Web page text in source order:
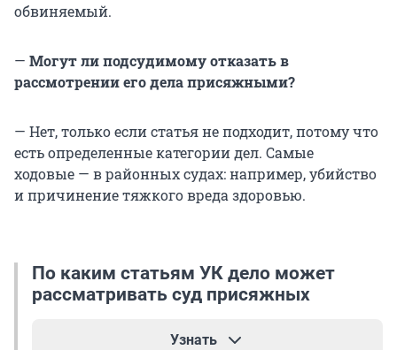
обвиняемый.
— Могут ли подсудимому отказать в
рассмотрении его дела присяжными?
— Нет, только если статья не подходит, потому что
есть определенные категории дел. Самые
ходовые — в районных судах: например, убийство
и причинение тяжкого вреда здоровью.
По каким статьям УК дело может
рассматривать суд присяжных
Узнать